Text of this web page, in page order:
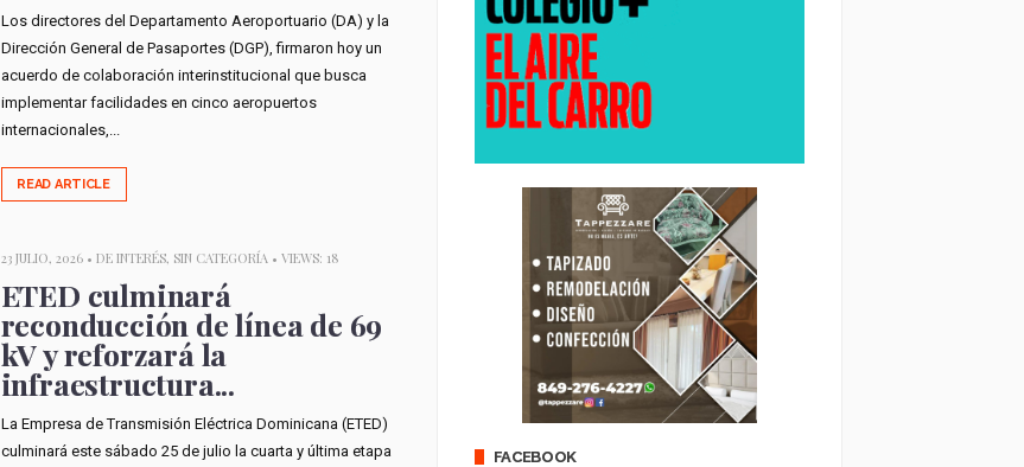
Los directores del Departamento Aeroportuario (DA) y la
Dirección General de Pasaportes (DGP), firmaron hoy un
acuerdo de colaboración interinstitucional que busca
implementar facilidades en cinco aeropuertos
internacionales,...
READ ARTICLE
23 JULIO, 2026 • DE INTERÉS, SIN CATEGORÍA• VIEWS: 18
ETED culminará
reconducción de línea de 69
kV y reforzará la
infraestructura...
La Empresa de Transmisión Eléctrica Dominicana (ETED)
culminará este sábado 25 de julio la cuarta y última etapa
FACEBOOK